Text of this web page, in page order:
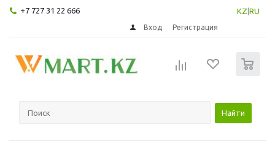
+7 727 31 22 666 KZ RU
Вход Регистрация
Найти